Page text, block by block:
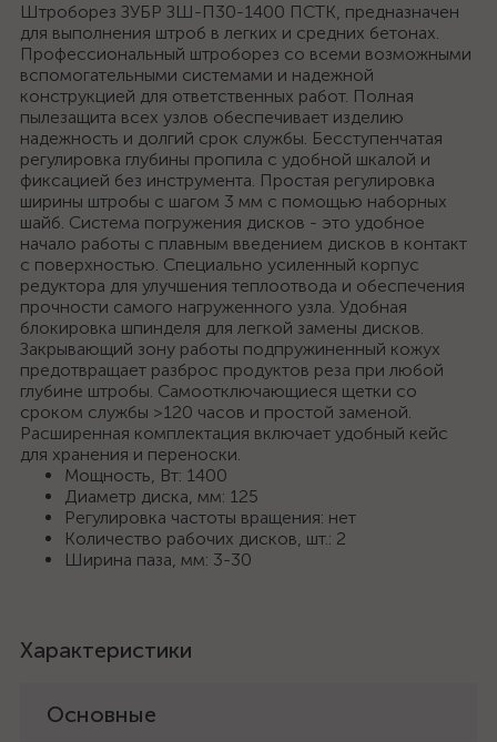
Штроборез ЗУБР ЗШ-П30-1400 ПСТК, предназначен
для выполнения штроб в легких и средних бетонах.
Профессиональный штроборез со всеми возможными
вспомогательными системами и надежной
конструкцией для ответственных работ. Полная
пылезащита всех узлов обеспечивает изделию
надежность и долгий срок службы. Бесступенчатая
регулировка глубины пропила с удобной шкалой и
фиксацией без инструмента. Простая регулировка
ширины штробы с шагом 3 мм с помощью наборных
шайб. Система погружения дисков - это удобное
начало работы с плавным введением дисков в контакт
с поверхностью. Специально усиленный корпус
редуктора для улучшения теплоотвода и обеспечения
прочности самого нагруженного узла. Удобная
блокировка шпинделя для легкой замены дисков.
Закрывающий зону работы подпружиненный кожух
предотвращает разброс продуктов реза при любой
глубине штробы. Самоотключающиеся щетки со
сроком службы >120 часов и простой заменой.
Расширенная комплектация включает удобный кейс
для хранения и переноски.
Мощность, Вт: 1400
Диаметр диска, мм: 125
Регулировка частоты вращения: нет
Количество рабочих дисков, шт.: 2
Ширина паза, мм: 3-30
Характеристики
Основные